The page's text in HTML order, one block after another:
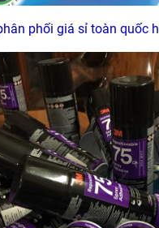
phối giá sỉ toàn quốc